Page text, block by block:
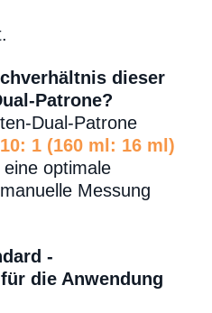
dieser
Patrone?
Dual-Patrone
10: 1 (160 ml: 16 ml)
optimale
Messung
-
die Anwendung